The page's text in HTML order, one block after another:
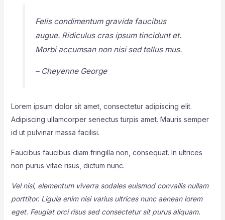
Felis condimentum gravida faucibus
augue. Ridiculus cras ipsum tincidunt et.
Morbi accumsan non nisi sed tellus mus.
– Cheyenne George
Lorem ipsum dolor sit amet, consectetur adipiscing elit.
Adipiscing ullamcorper senectus turpis amet. Mauris semper
id ut pulvinar massa facilisi.
Faucibus faucibus diam fringilla non, consequat. In ultrices
non purus vitae risus, dictum nunc.
Vel nisl, elementum viverra sodales euismod convallis nullam
porttitor. Ligula enim nisi varius ultrices nunc aenean lorem
eget. Feugiat orci risus sed consectetur sit purus aliquam.